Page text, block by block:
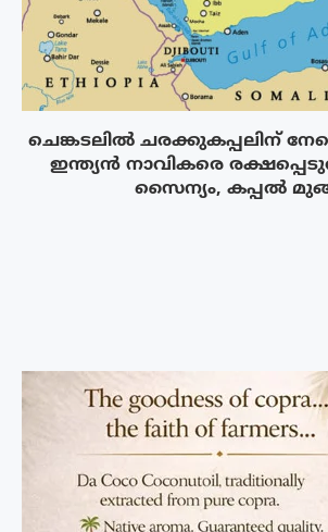
ചെങ്കടലിൽ ചരക്കുകപ്പലിന്
ഇന്ത്യൻ നാവികരെ
സൈന്യം, കപ്പൽ